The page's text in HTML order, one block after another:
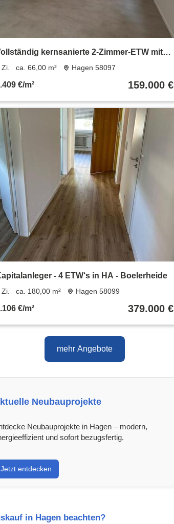
kernsanierte 2-Zimmer-ETW mit
und Stellplatz
ca. 66,00 m² Hagen 58097
€/m² 159.000 €
- 4 ETW‘s in HA - Boelerheide
ca. 180,00 m² Hagen 58099
€/m² 379.000 €
mehr Angebote
Neubauprojekte
Neubauprojekte in Hagen – modern,
und sofort bezugsfertig.
Jetzt entdecken
in Hagen beachten?